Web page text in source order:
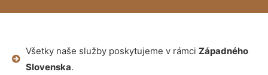
Všetky naše služby poskytujeme v rámci Západného
Slovenska.